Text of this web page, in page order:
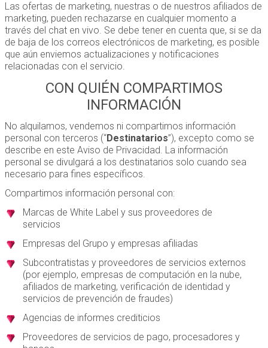
Las ofertas de marketing, nuestras o de nuestros afiliados de
marketing, pueden rechazarse en cualquier momento a
través del chat en vivo. Se debe tener en cuenta que, si se da
de baja de los correos electrónicos de marketing, es posible
que aún enviemos actualizaciones y notificaciones
relacionadas con el servicio.
CON QUIÉN COMPARTIMOS
INFORMACIÓN
No alquilamos, vendemos ni compartimos información
personal con terceros (“Destinatarios”), excepto como se
describe en este Aviso de Privacidad. La información
personal se divulgará a los destinatarios solo cuando sea
necesario para fines específicos.
Compartimos información personal con:
Marcas de White Label y sus proveedores de
servicios
Empresas del Grupo y empresas afiliadas
Subcontratistas y proveedores de servicios externos
(por ejemplo, empresas de computación en la nube,
afiliados de marketing, verificación de identidad y
servicios de prevención de fraudes)
Agencias de informes crediticios
Proveedores de servicios de pago, procesadores y